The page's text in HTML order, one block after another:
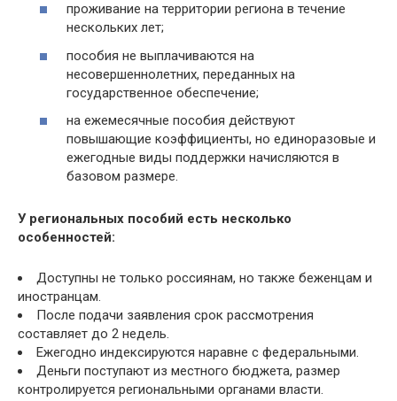
проживание на территории региона в течение
нескольких лет;
пособия не выплачиваются на
несовершеннолетних, переданных на
государственное обеспечение;
на ежемесячные пособия действуют
повышающие коэффициенты, но единоразовые и
ежегодные виды поддержки начисляются в
базовом размере.
У региональных пособий есть несколько
особенностей:
Доступны не только россиянам, но также беженцам и
иностранцам.
После подачи заявления срок рассмотрения
составляет до 2 недель.
Ежегодно индексируются наравне с федеральными.
Деньги поступают из местного бюджета, размер
контролируется региональными органами власти.